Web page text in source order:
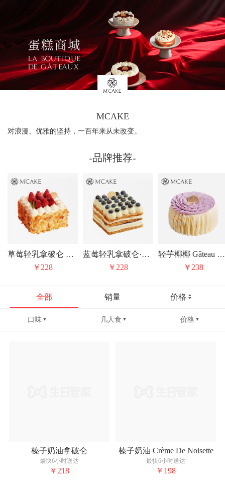
MCAKE
对浪漫、优雅的坚持，一百年来从未改变。
-品牌推荐-
草莓轻乳拿破仑 Mille-Feuille Aux Fraises Légère Et Crème
￥228
蓝莓轻乳拿破仑·裸酥皮版 Napoléon Aux Myrtilles
￥228
轻芋椰椰 Gâteau Taro-Coco
￥238
全部 销量 价格
口味 几人食 价格
榛子奶油拿破仑
最快6小时送达
￥218
榛子奶油 Crème De Noisette
最快6小时送达
￥198